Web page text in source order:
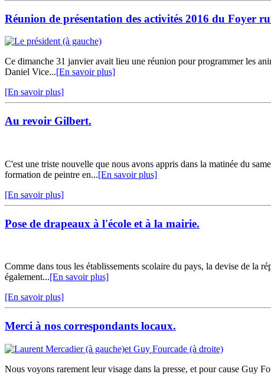
Réunion de présentation des activités 2016 du Foyer
Ce dimanche 31 janvier avait lieu une réunion pour programmer les
Daniel Vice...[En savoir plus]
[En savoir plus]
Au revoir Gilbert.
C'est une triste nouvelle que nous avons appris dans la matinée du
formation de peintre en...[En savoir plus]
[En savoir plus]
Pose de drapeaux à l'école et à la mairie.
Comme dans tous les établissements scolaire du pays, la devise de la
également...[En savoir plus]
[En savoir plus]
Merci à nos correspondants locaux.
Nous voyons rarement leur visage dans la presse, et pour cause Guy